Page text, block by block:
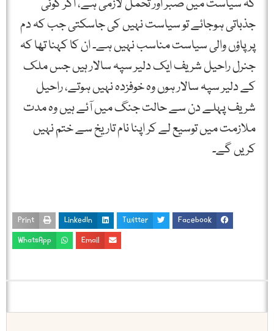
کہ سیاست میں صبر اور تحمل لازمی ہے، اگر کوئی
جذباتی ہوجائے تو سیاست نہیں کی جاسکتی جب کہ دم
پر پاؤں والی سیاست مناسب نہیں ہے۔ ان کا کہنا تھا کہ
جنرل راحیل شریف ایک دلیر سپہ سالار ہیں جس ملک
کے دلیر سپہ سالار ہوں وہ خوفزدہ نہیں ہوتے، راحیل
شریف پہلے دن سے حالت جنگ میں آئے ہیں وہ مدت
ملازمت میں توسیع لے کر اپنا نام تاریخ سے ختم نہیں
کریں گے۔
Facebook
Twitter
LinkedIn
Print
Email
WhatsApp